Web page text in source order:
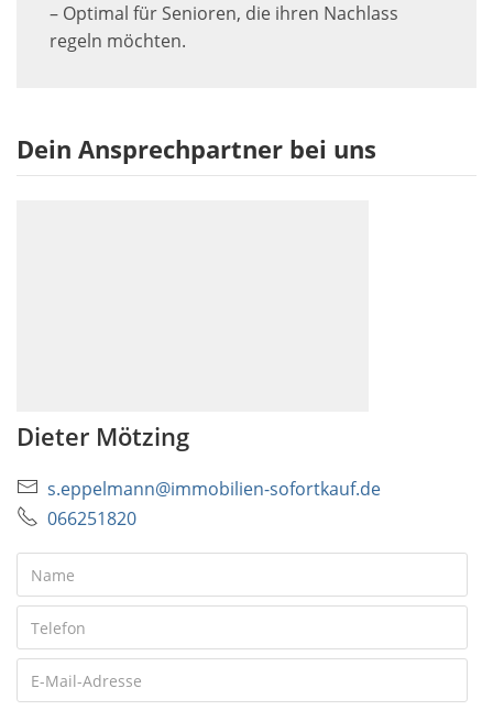
– Optimal für Senioren, die ihren Nachlass
regeln möchten.
Dein Ansprechpartner bei uns
Dieter Mötzing
s.eppelmann@immobilien-sofortkauf.de
066251820